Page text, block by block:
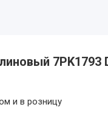
7PK1793
и в розницу